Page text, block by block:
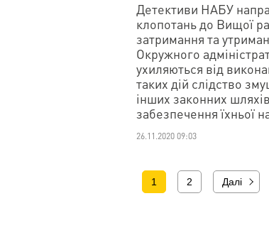
Детективи НАБУ
клопотань до Вищої
затримання та
Окружного
ухиляються від
таких дій слідство
інших законних
забезпечення їхньої
26.11.2020 09:03
1 2 Далі